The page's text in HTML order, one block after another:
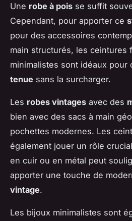
Une robe à pois se suffit
Cependant, pour apporter ce
pour des accessoires
main structurés, les ceintures
minimalistes sont idéaux pour
tenue sans la surcharger.
Les robes vintages avec des
bien avec des sacs à main
pochettes modernes. Les
également jouer un rôle
en cuir ou en métal peut
apporter une touche de
vintage.
Les bijoux minimalistes sont